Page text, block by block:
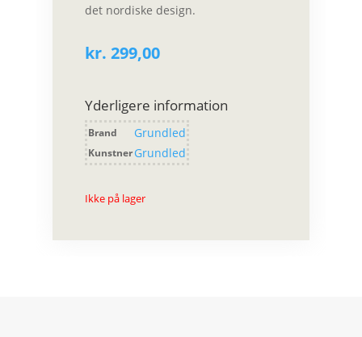
det nordiske design.
kr. 299,00
Yderligere information
Brand Grundled
KunstnerGrundled
Ikke på lager